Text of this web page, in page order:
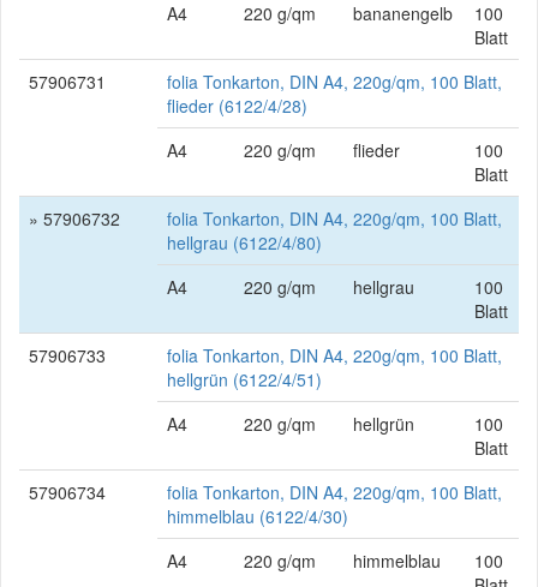
A4
220 g/qm bananengelb
100
Blatt
57906731
folia Tonkarton, DIN A4, 220g/qm, 100 Blatt,
flieder (6122/4/28)
A4
220 g/qm flieder
100
Blatt
» 57906732
folia Tonkarton, DIN A4, 220g/qm, 100 Blatt,
hellgrau (6122/4/80)
A4
220 g/qm hellgrau
100
Blatt
57906733
folia Tonkarton, DIN A4, 220g/qm, 100 Blatt,
hellgrün (6122/4/51)
A4
220 g/qm hellgrün
100
Blatt
57906734
folia Tonkarton, DIN A4, 220g/qm, 100 Blatt,
himmelblau (6122/4/30)
A4
220 g/qm himmelblau
100